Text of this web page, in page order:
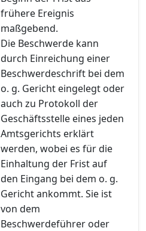
frühere Ereignis
maßgebend.
Die Beschwerde kann
durch Einreichung einer
Beschwerdeschrift bei dem
o. g. Gericht eingelegt oder
auch zu Protokoll der
Geschäftsstelle eines jeden
Amtsgerichts erklärt
werden, wobei es für die
Einhaltung der Frist auf
den Eingang bei dem o. g.
Gericht ankommt. Sie ist
von dem
Beschwerdeführer oder